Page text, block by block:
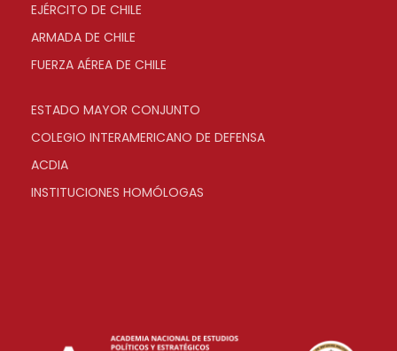
EJÉRCITO DE CHILE
ARMADA DE CHILE
FUERZA AÉREA DE CHILE
ESTADO MAYOR CONJUNTO
COLEGIO INTERAMERICANO DE DEFENSA
ACDIA
INSTITUCIONES HOMÓLOGAS